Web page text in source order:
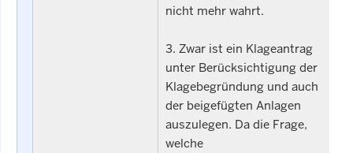
nicht mehr wahrt.
3. Zwar ist ein Klageantrag
unter Berücksichtigung der
Klagebegründung und auch
der beigefügten Anlagen
auszulegen. Da die Frage,
welche